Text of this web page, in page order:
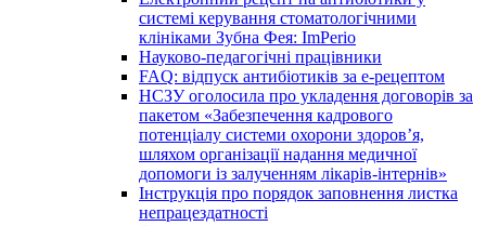
системі керування стоматологічними
клініками Зубна Фея: ImPerio
Науково-педагогічні працівники
FAQ: відпуск антибіотиків за е-рецептом
НСЗУ оголосила про укладення договорів за
пакетом «Забезпечення кадрового
потенціалу системи охорони здоров’я,
шляхом організації надання медичної
допомоги із залученням лікарів-інтернів»
Інструкція про порядок заповнення листка
непрацездатності